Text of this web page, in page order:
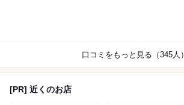
口コミをもっと見る（345人）
[PR] 近くのお店